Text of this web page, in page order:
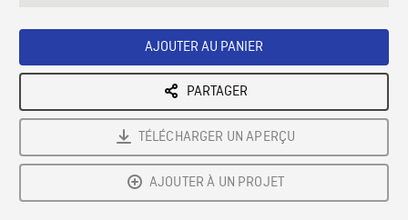
AJOUTER AU PANIER
PARTAGER
TÉLÉCHARGER UN APERÇU
AJOUTER À UN PROJET